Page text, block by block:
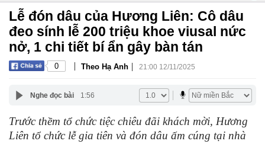
Lễ đón dâu của Hương Liên: Cô dâu
đeo sính lễ 200 triệu khoe viusal nức
nở, 1 chi tiết bí ẩn gây bàn tán
0 | Theo Hạ Anh | 21:00 12/11/2025
Nghe đọc bài 1:56
Trước thềm tổ chức tiệc chiêu đãi khách mời, Hương
Liên tổ chức lễ gia tiên và đón dâu ấm cúng tại nhà